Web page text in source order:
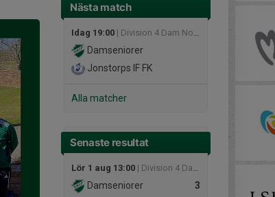
Nästa match
Idag 19:00 | Division 4 Dam Nordvästra Skåne
Damseniorer
Jonstorps IF FK
Alla matcher
Senaste resultat
Lör 1 aug 13:00 | Division 4 Dam Nordvästra Skåne
3
Damseniorer